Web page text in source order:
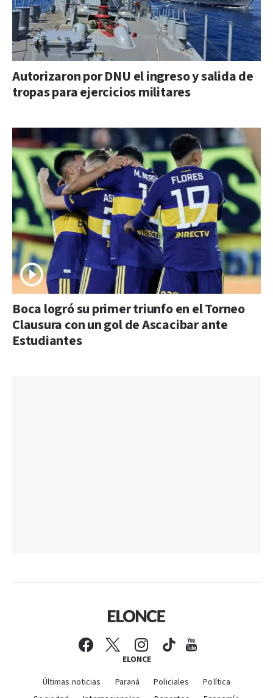
Autorizaron por DNU el ingreso y salida de
tropas para ejercicios militares
Boca logró su primer triunfo en el Torneo
Clausura con un gol de Ascacibar ante
Estudiantes
ELONCE
Últimas noticias Paraná Policiales
Política